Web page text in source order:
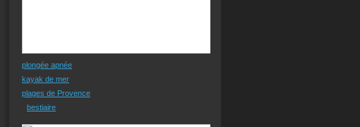
plongée apnée
kayak de mer
plages de Provence
bestiaire